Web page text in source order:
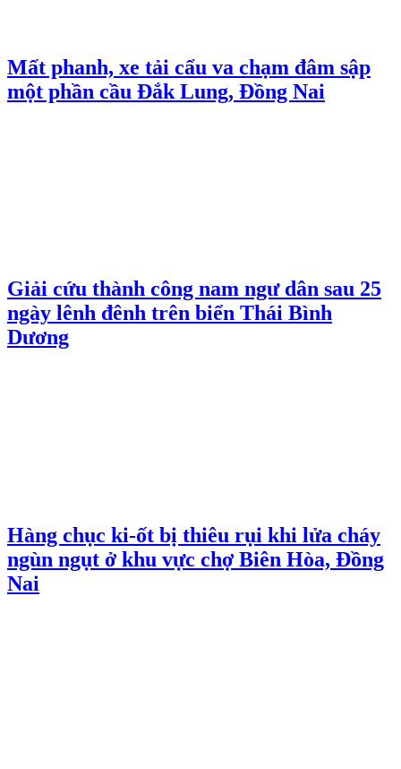
Mất phanh, xe tải cẩu va chạm đâm sập
một phần cầu Đắk Lung, Đồng Nai
Giải cứu thành công nam ngư dân sau 25
ngày lênh đênh trên biển Thái Bình
Dương
Hàng chục ki-ốt bị thiêu rụi khi lửa cháy
ngùn ngụt ở khu vực chợ Biên Hòa, Đồng
Nai